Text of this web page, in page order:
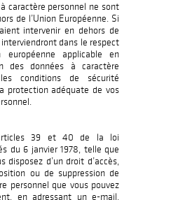
caractère personnel ne sont
de l’Union Européenne. Si
intervenir en dehors de
interviendront dans le respect
applicable en
des données à caractère
conditions de sécurité
protection adéquate de vos
39 et 40 de la loi
du 6 janvier 1978, telle que
d’un droit d’accès,
ou de suppression de
personnel que vous pouvez
en adressant un e-mail,